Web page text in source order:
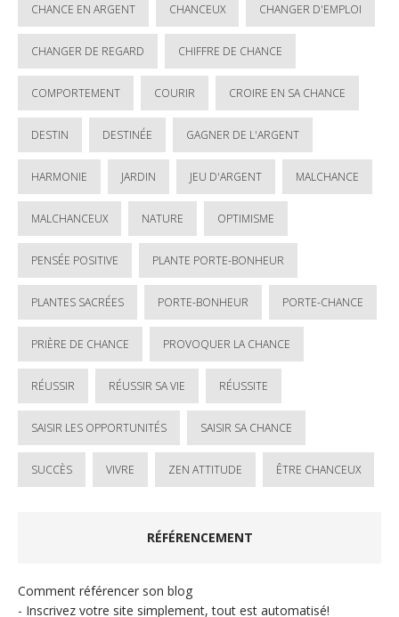
CHANCE EN ARGENT CHANCEUX CHANGER D'EMPLOI
CHANGER DE REGARD CHIFFRE DE CHANCE
COMPORTEMENT COURIR CROIRE EN SA CHANCE
DESTIN DESTINÉE GAGNER DE L'ARGENT
HARMONIE JARDIN JEU D'ARGENT MALCHANCE
MALCHANCEUX NATURE OPTIMISME
PENSÉE POSITIVE PLANTE PORTE-BONHEUR
PLANTES SACRÉES PORTE-BONHEUR PORTE-CHANCE
PRIÈRE DE CHANCE PROVOQUER LA CHANCE
RÉUSSIR RÉUSSIR SA VIE RÉUSSITE
SAISIR LES OPPORTUNITÉS SAISIR SA CHANCE
SUCCÈS VIVRE ZEN ATTITUDE ÊTRE CHANCEUX
RÉFÉRENCEMENT
Comment référencer son blog
- Inscrivez votre site simplement, tout est automatisé!